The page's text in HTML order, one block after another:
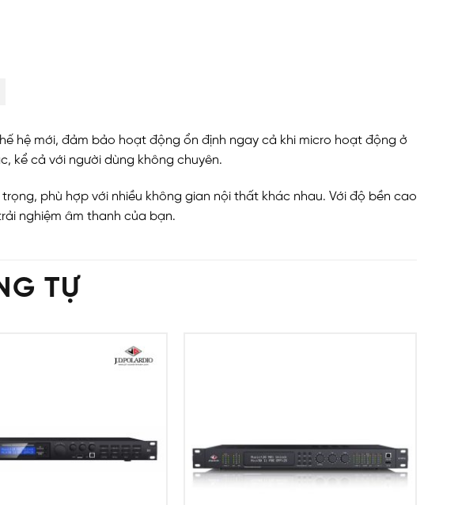
hệ mới, đảm bảo hoạt động ổn định ngay cả khi micro hoạt động ở
kể cả với người dùng không chuyên.
phù hợp với nhiều không gian nội thất khác nhau. Với độ bền cao
nghiệm âm thanh của bạn.
TỰ